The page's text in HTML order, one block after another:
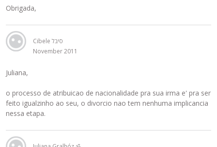
Obrigada,
Cibele סיבל
November 2011
Juliana,
o processo de atribuicao de nacionalidade pra sua irma e' pra ser
feito igualzinho ao seu, o divorcio nao tem nenhuma implicancia
nessa etapa.